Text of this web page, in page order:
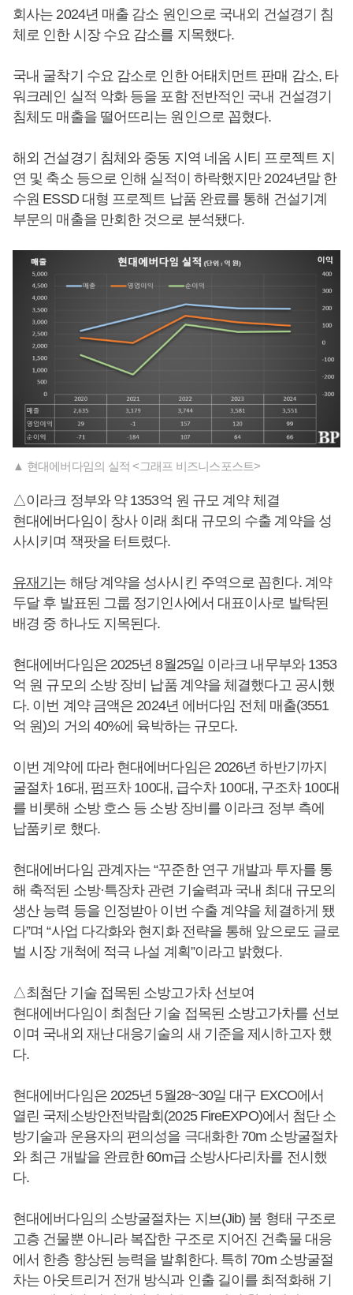
회사는 2024년 매출 감소 원인으로 국내외 건설경기 침
체로 인한 시장 수요 감소를 지목했다.
국내 굴착기 수요 감소로 인한 어태치먼트 판매 감소, 타
워크레인 실적 악화 등을 포함 전반적인 국내 건설경기
침체도 매출을 떨어뜨리는 원인으로 꼽혔다.
해외 건설경기 침체와 중동 지역 네옴 시티 프로젝트 지
연 및 축소 등으로 인해 실적이 하락했지만 2024년말 한
수원 ESSD 대형 프로젝트 납품 완료를 통해 건설기계
부문의 매출을 만회한 것으로 분석됐다.
▲ 현대에버다임의 실적 <그래프 비즈니스포스트>
△이라크 정부와 약 1353억 원 규모 계약 체결
현대에버다임이 창사 이래 최대 규모의 수출 계약을 성
사시키며 잭팟을 터트렸다.
유재기는 해당 계약을 성사시킨 주역으로 꼽힌다. 계약
두달 후 발표된 그룹 정기인사에서 대표이사로 발탁된
배경 중 하나도 지목된다.
현대에버다임은 2025년 8월25일 이라크 내무부와 1353
억 원 규모의 소방 장비 납품 계약을 체결했다고 공시했
다. 이번 계약 금액은 2024년 에버다임 전체 매출(3551
억 원)의 거의 40%에 육박하는 규모다.
이번 계약에 따라 현대에버다임은 2026년 하반기까지
굴절차 16대, 펌프차 100대, 급수차 100대, 구조차 100대
를 비롯해 소방 호스 등 소방 장비를 이라크 정부 측에
납품키로 했다.
현대에버다임 관계자는 “꾸준한 연구 개발과 투자를 통
해 축적된 소방·특장차 관련 기술력과 국내 최대 규모의
생산 능력 등을 인정받아 이번 수출 계약을 체결하게 됐
다”며 “사업 다각화와 현지화 전략을 통해 앞으로도 글로
벌 시장 개척에 적극 나설 계획”이라고 밝혔다.
△최첨단 기술 접목된 소방고가차 선보여
현대에버다임이 최첨단 기술 접목된 소방고가차를 선보
이며 국내외 재난 대응기술의 새 기준을 제시하고자 했
다.
현대에버다임은 2025년 5월28~30일 대구 EXCO에서
열린 국제소방안전박람회(2025 FireEXPO)에서 첨단 소
방기술과 운용자의 편의성을 극대화한 70m 소방굴절차
와 최근 개발을 완료한 60m급 소방사다리차를 전시했
다.
현대에버다임의 소방굴절차는 지브(Jib) 붐 형태 구조로
고층 건물뿐 아니라 복잡한 구조로 지어진 건축물 대응
에서 한층 향상된 능력을 발휘한다. 특히 70m 소방굴절
차는 아웃트리거 전개 방식과 인출 길이를 최적화해 기